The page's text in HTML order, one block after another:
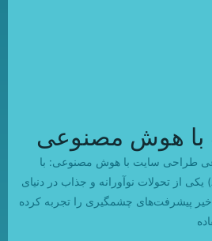
هوش مصنوعی
طراحی سایت با هوش مصنوعی: با
استفاده از هوش مصنوعی (AI) یکی از تحولات نوآورانه و جذاب در دنیای
پیشرفت‌های چشمگیری را تجربه کرده